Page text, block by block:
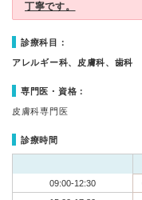
丁寧です。
診療科目：
アレルギー科、皮膚科、歯科
専門医・資格：
皮膚科専門医
診療時間
09:00-12:30